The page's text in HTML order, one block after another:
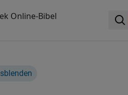
Online-Bibel